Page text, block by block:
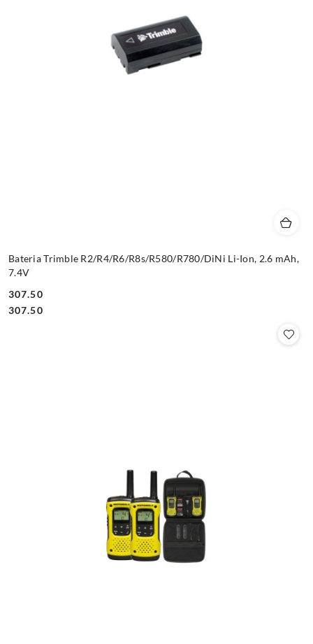
Bateria Trimble R2/R4/R6/R8s/R580/R780/DiNi Li-Ion, 2.6 mAh,
7.4V
Cena:
307.50
Cena:
307.50